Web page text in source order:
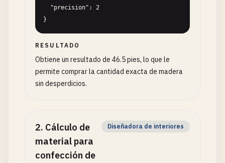
}
RESULTADO
Obtiene un resultado de 46.5 pies, lo que le
permite comprar la cantidad exacta de madera
sin desperdicios.
2. Cálculo de
material para
confección de
Diseñadora de interiores